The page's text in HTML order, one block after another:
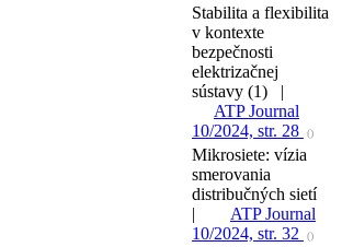
Stabilita a flexibilita
v kontexte
bezpečnosti
elektrizačnej
sústavy (1) |
ATP Journal
10/2024, str. 28
()
Mikrosiete: vízia
smerovania
distribučných sietí
|
ATP Journal
10/2024, str. 32
()